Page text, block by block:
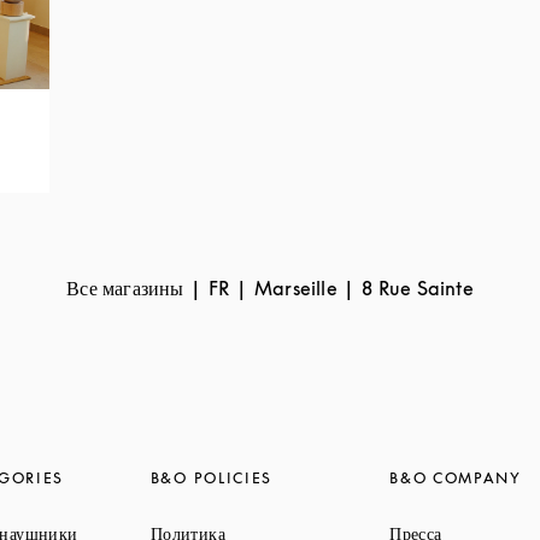
Все магазины FR Marseille 8 Rue Sainte
Link Opens in New Tab
B&O POLICIES
Политика
B&O COMPANY
ПрессаLink Opens